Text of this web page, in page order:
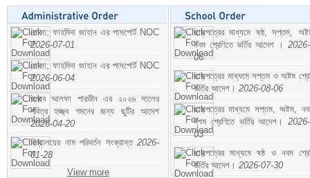
মোসা: ফাহমিদা জাহান এর পাসপোর্ট NOC
2026-07-01
মোসা: ফাহমিদা জাহান এর পাসপোর্ট NOC
2026-06-04
জনাব আলফা পারভীন এর ২০২৬ সালের
পবিত্র হজ্জ্ব গমনের জন্য ছুটির আদেশ
2026-04-20
বিদ্যালয়ের নাম পরিবর্তন সংক্রান্ত 2026-
01-28
View more
ছাড়পত্রের মাধ্যমে ষষ্ঠ, সপ্তম,
নবম শ্রেণিতে ভর্তির আদেশ ।
06
ছাড়পত্রের মাধ্যমে সপ্তম ও অষ্টম
ভর্তির আদেশ। 2026-08-06
ছাড়পত্রের মাধ্যমে সপ্তম, অষ্টম,
দশম শ্রেণিতে ভর্তির আদেশ।
03
ছাড়পত্রের মাধ্যমে ষষ্ঠ ও নবম
ভর্তির আদেশ। 2026-07-30